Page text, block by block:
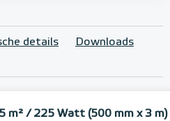
details Downloads
m² / 225 Watt (500 mm x 3 m)